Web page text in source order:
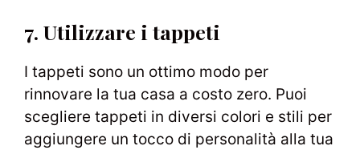
7. Utilizzare i tappeti
I tappeti sono un ottimo modo per
rinnovare la tua casa a costo zero. Puoi
scegliere tappeti in diversi colori e stili per
aggiungere un tocco di personalità alla tua